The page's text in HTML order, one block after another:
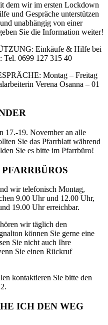
dem wir im ersten Lockdown
und Gespräche unterstützen
unabhängig von einer
Sie die Information weiter!
Einkäufe & Hilfe bei
Tel. 0699 127 315 40
Montag – Freitag
Verena Osanna – 01
17.-19. November an alle
Sie das Pfarrblatt während
Sie es bitte im Pfarrbüro!
wir telefonisch Montag,
9.00 Uhr und 12.00 Uhr,
19.00 Uhr erreichbar.
wir täglich den
können Sie gerne eine
Sie nicht auch Ihre
Sie einen Rückruf
kontaktieren Sie bitte den
ICH DEN WEG